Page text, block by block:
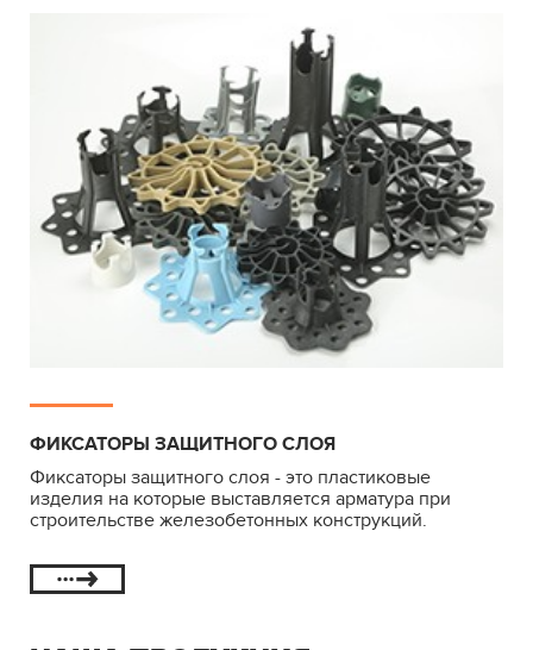
ФИКСАТОРЫ ЗАЩИТНОГО СЛОЯ
Фиксаторы защитного слоя - это пластиковые
изделия на которые выставляется арматура при
строительстве железобетонных конструкций.